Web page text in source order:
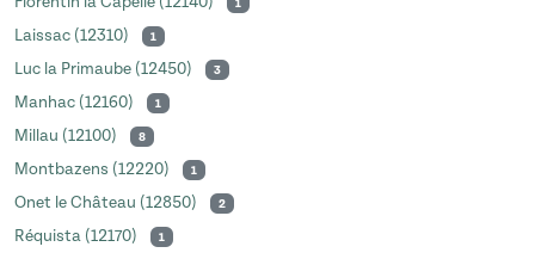
1
Laissac (12310) 1
Luc la Primaube (12450) 3
Manhac (12160) 1
Millau (12100) 8
Montbazens (12220) 1
Onet le Château (12850) 2
Réquista (12170) 1